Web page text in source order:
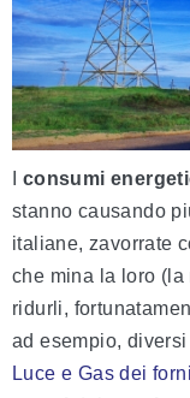
consumi
stanno causando
italiane, zavorrate
che mina la loro
ridurli,
ad esempio,
Luce e Gas dei